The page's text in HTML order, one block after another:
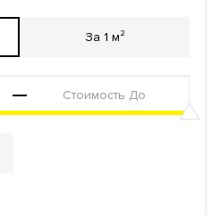
За 1 м²